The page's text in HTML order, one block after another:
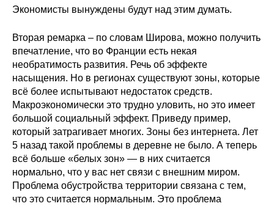
Экономисты вынуждены будут над этим думать.
Вторая ремарка – по словам Широва, можно получить
впечатление, что во Франции есть некая
необратимость развития. Речь об эффекте
насыщения. Но в регионах существуют зоны, которые
всё более испытывают недостаток средств.
Макроэкономически это трудно уловить, но это имеет
большой социальный эффект. Приведу пример,
который затрагивает многих. Зоны без интернета. Лет
5 назад такой проблемы в деревне не было. А теперь
всё больше «белых зон» — в них считается
нормально, что у вас нет связи с внешним миром.
Проблема обустройства территории связана с тем,
что это считается нормальным. Это проблема